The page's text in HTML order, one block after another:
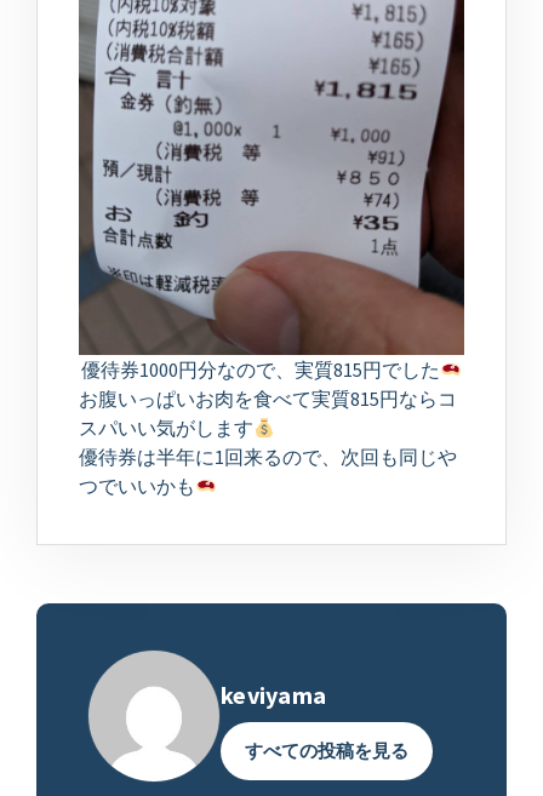
優待券1000円分なので、実質815円でした
お腹いっぱいお肉を食べて実質815円ならコ
スパいい気がします
優待券は半年に1回来るので、次回も同じや
つでいいかも
keviyama
すべての投稿を見る